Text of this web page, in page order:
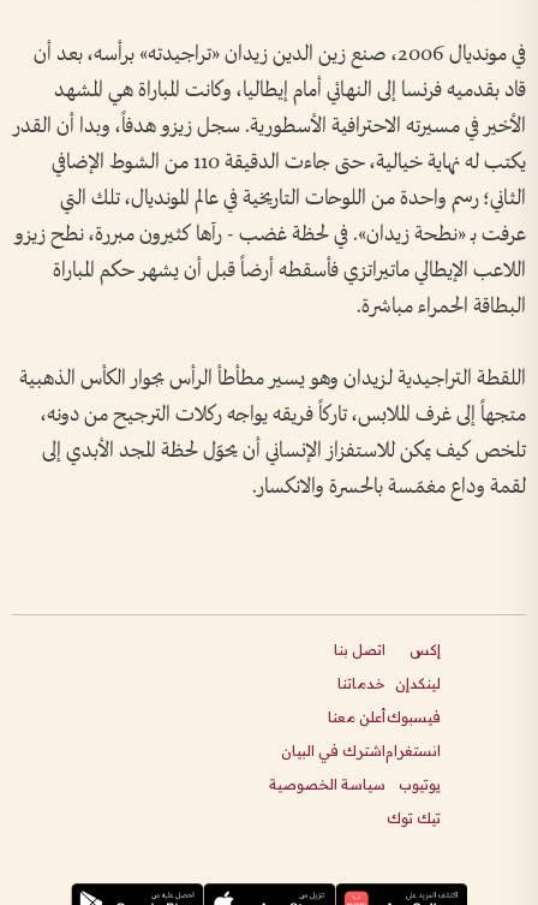
في مونديال 2006، صنع زين الدين زيدان «تراجيدته» برأسه، بعد أن
قاد بقدميه فرنسا إلى النهائي أمام إيطاليا، وكانت المباراة هي المشهد
الأخير في مسيرته الاحترافية الأسطورية. سجل زيزو هدفاً، وبدا أن القدر
يكتب له نهاية خيالية، حتى جاءت الدقيقة 110 من الشوط الإضافي
الثاني؛ رسم واحدة من اللوحات التاريخية في عالم المونديال، تلك التي
عرفت بـ «نطحة زيدان». في لحظة غضب - رآها كثيرون مبررة، نطح زيزو
اللاعب الإيطالي ماتيراتزي فأسقطه أرضاً قبل أن يشهر حكم المباراة
البطاقة الحمراء مباشرة.
اللقطة التراجيدية لزيدان وهو يسير مطأطأ الرأس بجوار الكأس الذهبية
متجهاً إلى غرف الملابس، تاركاً فريقه يواجه ركلات الترجيح من دونه،
تلخص كيف يمكن للاستفزاز الإنساني أن يحوّل لحظة المجد الأبدي إلى
لقمة وداع مغمّسة بالحسرة والانكسار.
إكس
لينكدإن
فيسبوك
انستغرام
يوتيوب
تيك توك
اتصل بنا
خدماتنا
أعلن معنا
اشترك في البيان
سياسة الخصوصية